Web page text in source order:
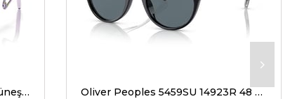
Oakley 9237 02 39 G Unisex Güneş Gözlükleri Oliver Peoples 5459SU 14923R 48 G Unisex Güneş Gözlükleri